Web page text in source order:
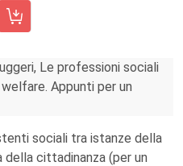
3/2012
Le professioni sociali
Appunti per un
sociali tra istanze della
cittadinanza (per un